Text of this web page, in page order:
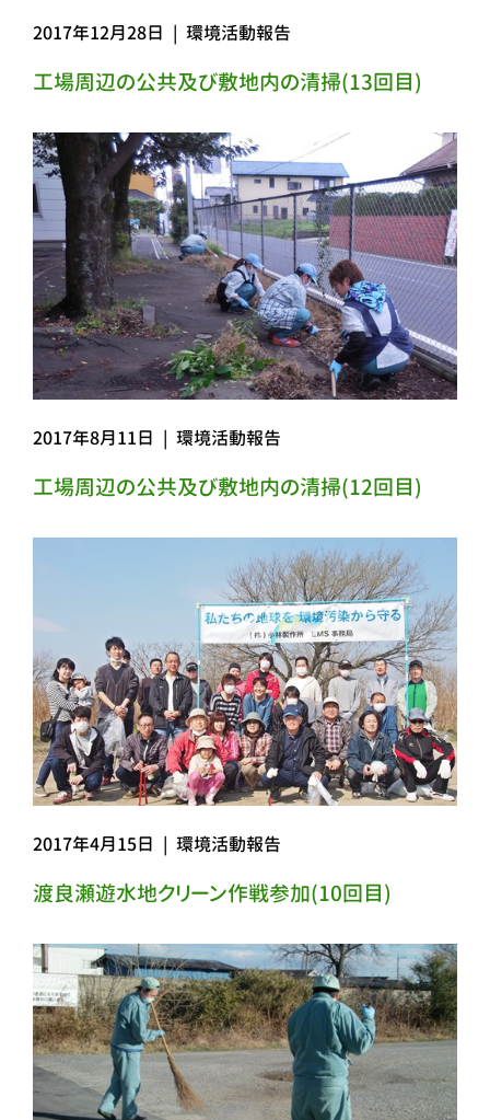
2017年12月28日 | 環境活動報告
工場周辺の公共及び敷地内の清掃(13回目)
2017年8月11日 | 環境活動報告
工場周辺の公共及び敷地内の清掃(12回目)
2017年4月15日 | 環境活動報告
渡良瀬遊水地クリーン作戦参加(10回目)